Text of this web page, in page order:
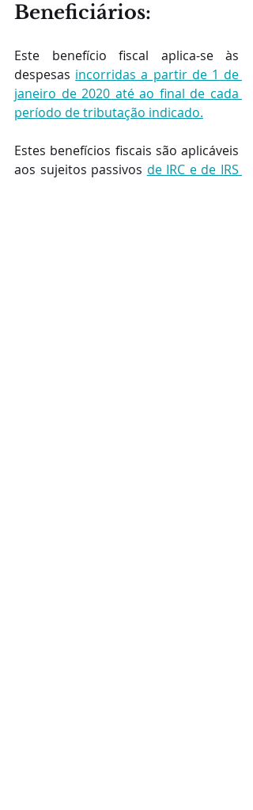
Beneficiários:
Este benefício fiscal aplica-se às
despesas incorridas a partir de 1 de
janeiro de 2020 até ao final de cada
período de tributação indicado.
Estes benefícios fiscais são aplicáveis
aos sujeitos passivos de IRC e de IRS